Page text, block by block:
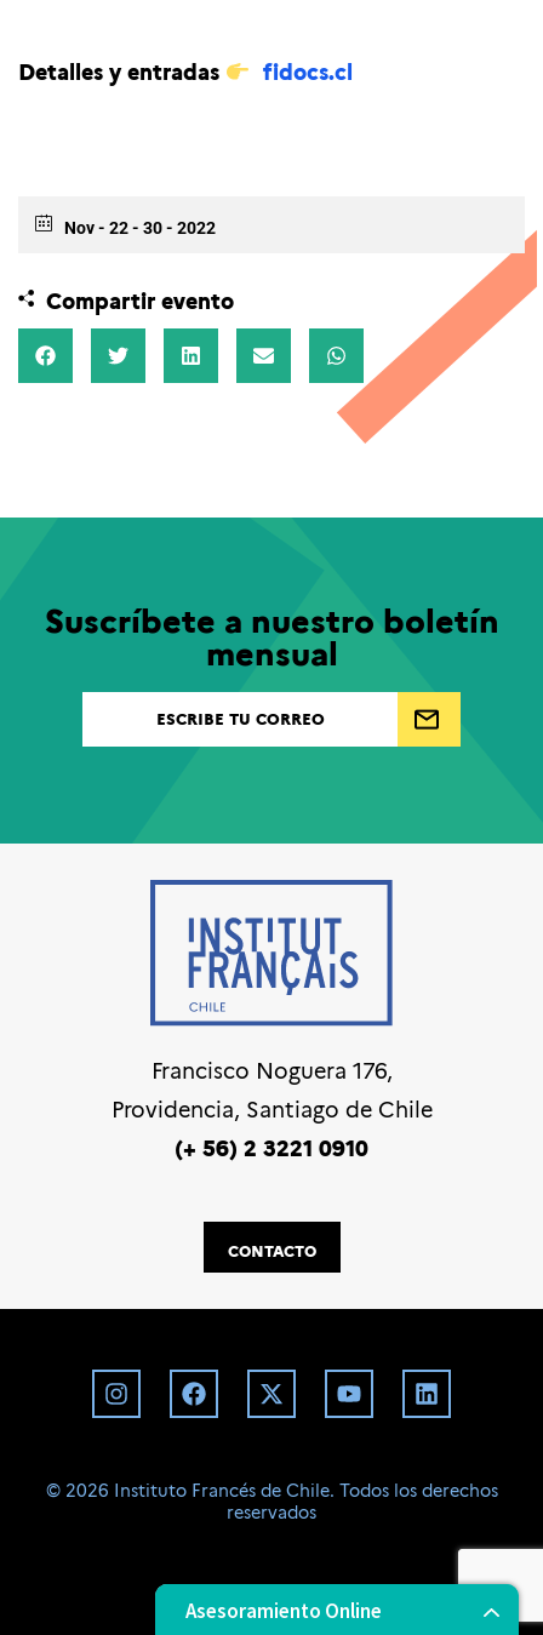
Detalles y entradas fidocs.cl
Nov - 22 - 30 - 2022
Compartir evento
Suscríbete a nuestro boletín
mensual
Francisco Noguera 176,
Providencia, Santiago de Chile
(+ 56) 2 3221 0910
CONTACTO
©️ 2026 Instituto Francés de Chile. Todos los derechos
reservados
Asesoramiento Online